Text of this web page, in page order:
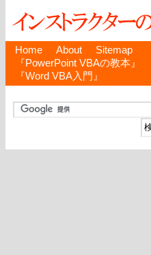
Home About Sitemap
『PowerPoint VBAの教本』
『Word VBA入門』